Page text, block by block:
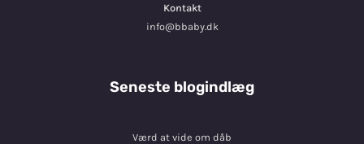
Kontakt
info@bbaby.dk
Seneste blogindlæg
Værd at vide om dåb